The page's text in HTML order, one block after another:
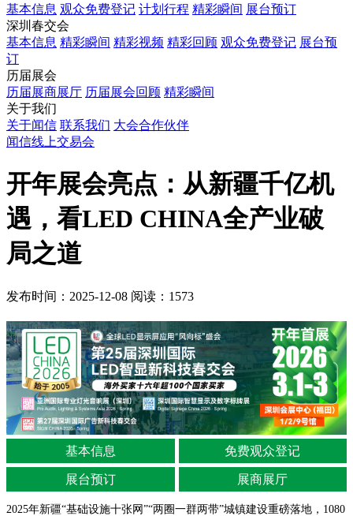
基本信息 观众免费登记 计划行程 精彩瞬间 展台预订
深圳春交会
基本信息 精彩瞬间 精彩视频 精彩回顾 观众免费登记 展台预
订
历届展会
历届展商展厅 历届展会回顾 精彩瞬间
关于我们
关于闻信 联系我们 大会合作伙伴
闻信线上交易会
开年展会亮点：从新疆千亿机
遇，看LED CHINA全产业破
局之道
发布时间：2025-12-08 阅读：1573
基本信息 免费观众登记
展台预订 展商展厅
2025年新疆“基础设施十张网”“两圈一群两带”城镇建设重磅落地，1080